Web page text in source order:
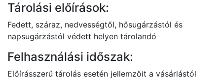
Tárolási előírások:
Fedett, száraz, nedvességtől, hősugárzástól és
napsugárzástól védett helyen tárolandó
Felhasználási időszak:
Előírásszerű tárolás esetén jellemzőit a vásárlástól